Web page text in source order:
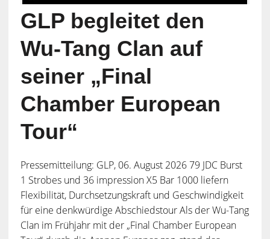
GLP begleitet den
Wu-Tang Clan auf
seiner „Final
Chamber European
Tour“
Pressemitteilung: GLP, 06. August 2026 79 JDC Burst
1 Strobes und 36 impression X5 Bar 1000 liefern
Flexibilität, Durchsetzungskraft und Geschwindigkeit
für eine denkwürdige Abschiedstour Als der Wu-Tang
Clan im Frühjahr mit der „Final Chamber European